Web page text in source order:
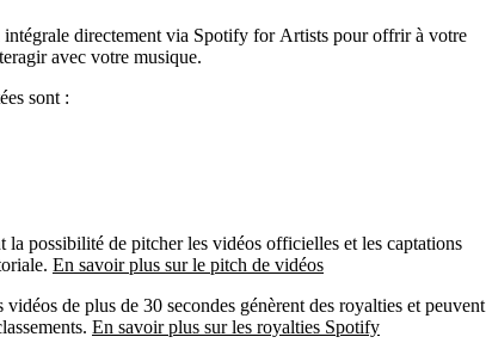
intégrale directement via Spotify for Artists pour offrir à votre
avec votre musique.
sont :
la possibilité de pitcher les vidéos officielles et les captations
En savoir plus sur le pitch de vidéos
de plus de 30 secondes génèrent des royalties et peuvent
En savoir plus sur les royalties Spotify